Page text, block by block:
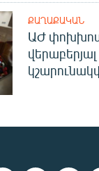
ՔԱՂԱՔԱԿԱՆ
ԱԺ